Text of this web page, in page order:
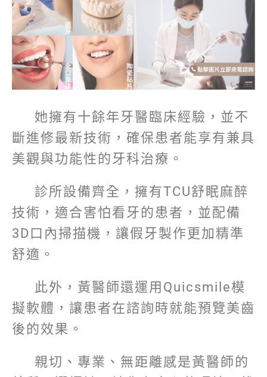
她擁有十餘年牙醫臨床經驗，並不
斷進修最新技術，確保患者能享有兼具
美觀與功能性的牙科治療。
診所設備齊全，擁有TCU舒眠麻醉
技術，適合害怕看牙的患者，並配備
3D口內掃描機，讓假牙製作更加精準
舒適。
此外，黃醫師還運用Quicsmile模
擬軟體，讓患者在諮詢時就能預覽美齒
後的效果。
親切、專業、無距離感是黃醫師的